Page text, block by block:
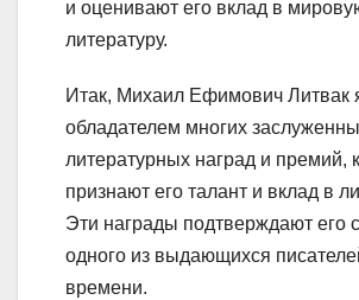
и оценивают его вклад в
литературу.
Итак, Михаил Ефимович Литвак
обладателем многих
литературных наград и премий,
признают его талант и вклад в
Эти награды подтверждают его
одного из выдающихся
времени.